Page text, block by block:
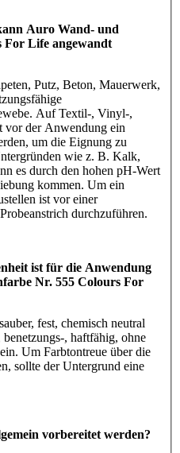
Auro Wand- und
For Life angewandt
Putz, Beton, Mauerwerk,
Auf Textil-, Vinyl-,
vor der Anwendung ein
um die Eignung zu
wie z. B. Kalk,
es durch den hohen pH-Wert
kommen. Um ein
ist vor einer
durchzuführen.
ist für die Anwendung
Nr. 555 Colours For
fest, chemisch neutral
, haftfähig, ohne
Um Farbtontreue über die
sollte der Untergrund eine
vorbereitet werden?